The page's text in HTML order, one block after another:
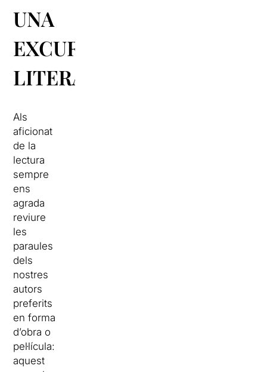
UNA
EXCURSIÓ
LITERÀRIA
Als
aficionat
de la
lectura
sempre
ens
agrada
reviure
les
paraules
dels
nostres
autors
preferits
en forma
d’obra o
pel·lícula:
aquest